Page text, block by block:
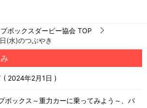
ボックスダービー協会 TOP
(水)のつぶやき
2024年2月1日
ボックス～重力カーに乗ってみよう～、バ